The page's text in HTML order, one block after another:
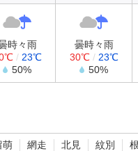
時々雨
/ 23℃
50%
曇時々雨
30℃/ 23℃
50%
萌 網走 北見 紋別